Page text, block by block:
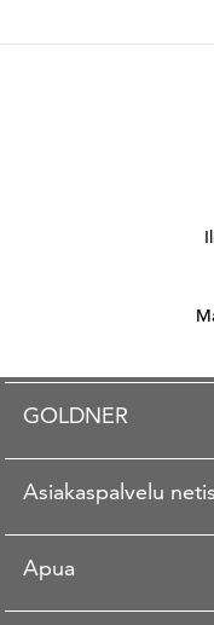
GOLDNER
Asiakaspalvelu
Apua